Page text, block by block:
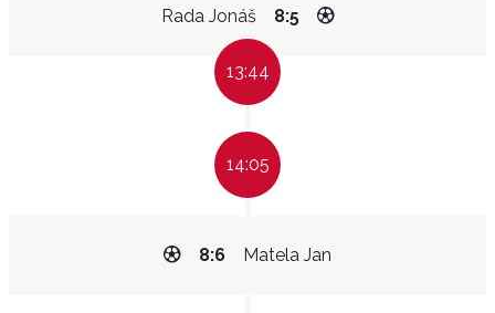
Rada Jonáš 8:5
13:44
14:05
Matela Jan
8:6